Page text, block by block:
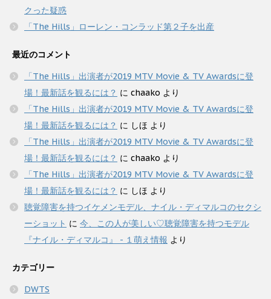
クった疑惑
「The Hills」ローレン・コンラッド第２子を出産
最近のコメント
「The Hills」出演者が2019 MTV Movie & TV Awardsに登
場！最新話を観るには？ に chaako より
「The Hills」出演者が2019 MTV Movie & TV Awardsに登
場！最新話を観るには？ に しほ より
「The Hills」出演者が2019 MTV Movie & TV Awardsに登
場！最新話を観るには？ に chaako より
「The Hills」出演者が2019 MTV Movie & TV Awardsに登
場！最新話を観るには？ に しほ より
聴覚障害を持つイケメンモデル、ナイル・ディマルコのセクシ
ーショット に 今、この人が美しい♡聴覚障害を持つモデル
『ナイル・ディマルコ』 - １萌え情報 より
カテゴリー
DWTS